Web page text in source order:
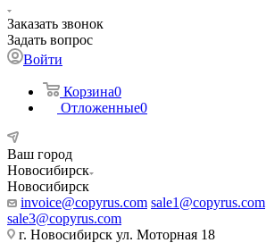
Заказать звонок
Задать вопрос
Войти
Корзина0
Отложенные0
Ваш город
Новосибирск
Новосибирск
invoice@copyrus.com sale1@copyrus.com
sale3@copyrus.com
г. Новосибирск ул. Моторная 18